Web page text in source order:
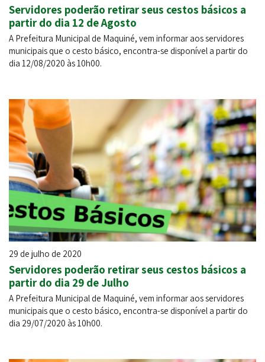
Servidores poderão retirar seus cestos básicos a
partir do dia 12 de Agosto
A Prefeitura Municipal de Maquiné, vem informar aos servidores
municipais que o cesto básico, encontra-se disponível a partir do
dia 12/08/2020 às 10h00.
29 de julho de 2020
Servidores poderão retirar seus cestos básicos a
partir do dia 29 de Julho
A Prefeitura Municipal de Maquiné, vem informar aos servidores
municipais que o cesto básico, encontra-se disponível a partir do
dia 29/07/2020 às 10h00.